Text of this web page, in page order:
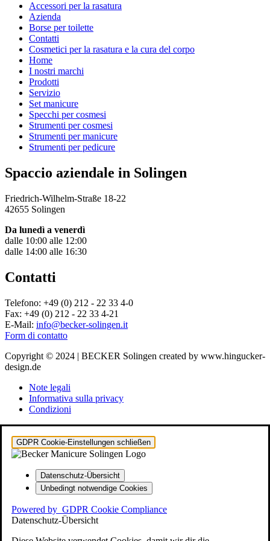
Accessori per la rasatura
Azienda
Borse per toilette
Contatti
Cosmetici per la rasatura e la cura del corpo
Home
I nostri marchi
Prodotti
Servizio
Set manicure
Specchi per cosmesi
Strumenti per cosmesi
Strumenti per manicure
Strumenti per pedicure
Spaccio aziendale in Solingen
Friedrich-Wilhelm-Straße 18-22
42655 Solingen
Da lunedì a venerdì
dalle 10:00 alle 12:00
dalle 14:00 alle 16:30
Contatti
Telefono: +49 (0) 212 - 22 33 4-0
Fax: +49 (0) 212 - 22 33 4-21
E-Mail: info@becker-solingen.it
Form di contatto
Copyright © 2024 | BECKER Solingen created by www.hingucker-
design.de
Note legali
Informativa sulla privacy
Condizioni
GDPR Cookie-Einstellungen schließen
Datenschutz-Übersicht
Unbedingt notwendige Cookies
Powered by GDPR Cookie Compliance
Datenschutz-Übersicht